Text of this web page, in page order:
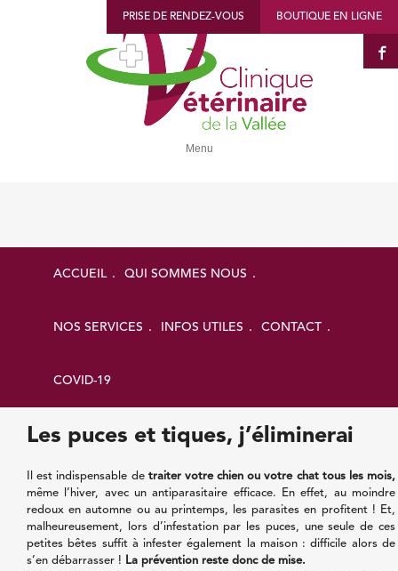
Menu
ACCUEIL QUI SOMMES NOUS
NOS SERVICES INFOS UTILES CONTACT
COVID-19
BOUTIQUE EN LIGNE
PRISE DE RENDEZ-VOUS
Pour une année sereine
06/01/2023
résolutions pour passer l’année 2023 le plus sereinement possible
Les puces et tiques, j’éliminerai
Il est indispensable de traiter votre chien ou votre chat tous les mois,
même l’hiver, avec un antiparasitaire efficace. En effet, au moindre
redoux en automne ou au printemps, les parasites en profitent ! Et,
malheureusement, lors d’infestation par les puces, une seule de ces
petites bêtes suffit à infester également la maison : difficile alors de
s’en débarrasser ! La prévention reste donc de mise.